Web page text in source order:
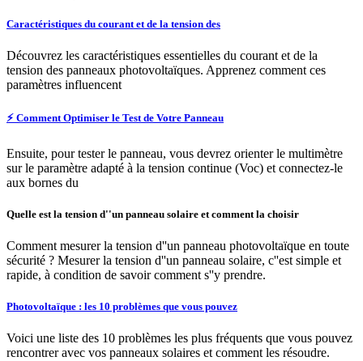
Caractéristiques du courant et de la tension des
Découvrez les caractéristiques essentielles du courant et de la
tension des panneaux photovoltaïques. Apprenez comment ces
paramètres influencent
⚡️ Comment Optimiser le Test de Votre Panneau
Ensuite, pour tester le panneau, vous devrez orienter le multimètre
sur le paramètre adapté à la tension continue (Voc) et connectez-le
aux bornes du
Quelle est la tension d''un panneau solaire et comment la choisir
Comment mesurer la tension d''un panneau photovoltaïque en toute
sécurité ? Mesurer la tension d''un panneau solaire, c''est simple et
rapide, à condition de savoir comment s''y prendre.
Photovoltaïque : les 10 problèmes que vous pouvez
Voici une liste des 10 problèmes les plus fréquents que vous pouvez
rencontrer avec vos panneaux solaires et comment les résoudre.